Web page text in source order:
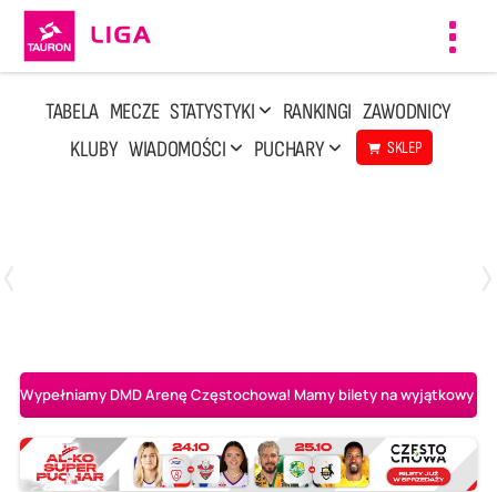
TABELA MECZE STATYSTYKI RANKINGI ZAWODNICY
KLUBY WIADOMOŚCI PUCHARY SKLEP
Wypełniamy DMD Arenę Częstochowa! Mamy bilety na wyjątkowy